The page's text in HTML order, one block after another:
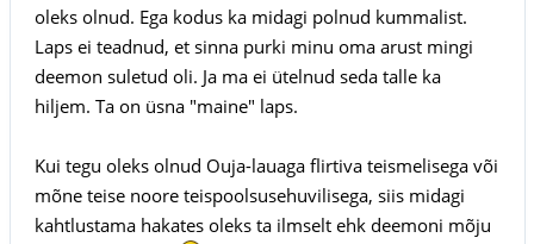
oleks olnud. Ega kodus ka midagi polnud kummalist.
Laps ei teadnud, et sinna purki minu oma arust mingi
deemon suletud oli. Ja ma ei ütelnud seda talle ka
hiljem. Ta on üsna "maine" laps.
Kui tegu oleks olnud Ouja-lauaga flirtiva teismelisega või
mõne teise noore teispoolsusehuvilisega, siis midagi
kahtlustama hakates oleks ta ilmselt ehk deemoni mõju